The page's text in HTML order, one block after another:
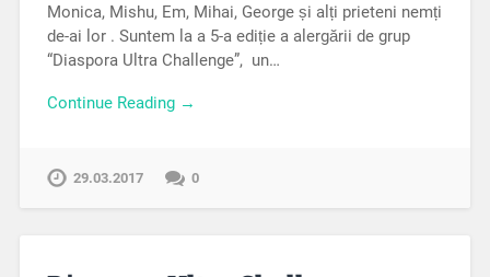
Monica, Mishu, Em, Mihai, George și alți prieteni nemți
de-ai lor . Suntem la a 5-a ediție a alergării de grup
“Diaspora Ultra Challenge”, un…
Continue Reading →
29.03.2017 0